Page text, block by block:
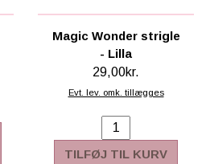
Magic Wonder strigle
- Lilla
29,00kr.
Evt. lev. omk. tillægges
TILFØJ TIL KURV